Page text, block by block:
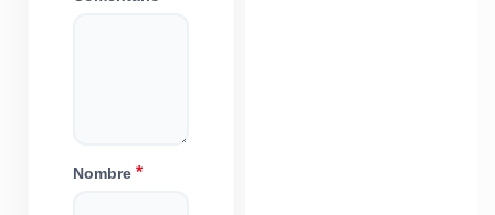
Nombre *